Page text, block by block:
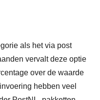
als het via post
vervalt deze optie
over de waarde
hebben veel